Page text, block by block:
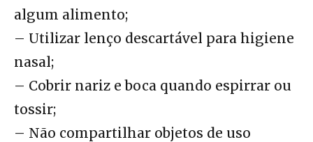
algum alimento;
– Utilizar lenço descartável para higiene
nasal;
– Cobrir nariz e boca quando espirrar ou
tossir;
– Não compartilhar objetos de uso